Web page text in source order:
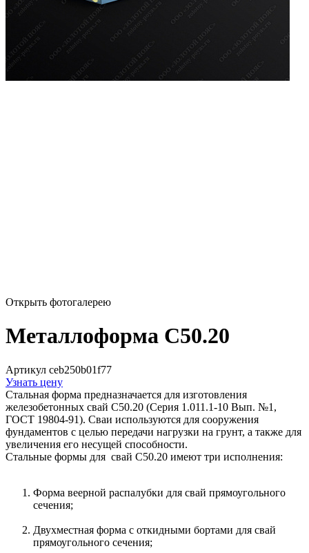
Открыть фотогалерею
Металлоформа С50.20
Артикул ceb250b01f77
Узнать цену
Стальная форма предназначается для изготовления
железобетонных свай С50.20 (Серия 1.011.1-10 Вып. №1,
ГОСТ 19804-91). Сваи используются для сооружения
фундаментов с целью передачи нагрузки на грунт, а также для
увеличения его несущей способности.
Стальные формы для свай С50.20 имеют три исполнения:
Форма веерной распалубки для свай прямоугольного
сечения;
Двухместная форма с откидными бортами для свай
прямоугольного сечения;